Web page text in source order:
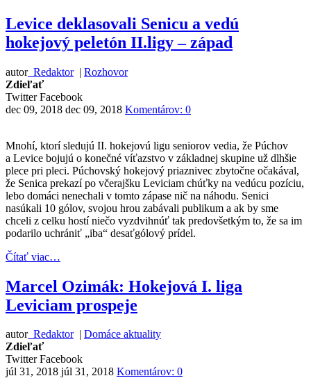
Levice deklasovali Senicu a vedú
hokejový peletón II.ligy – západ
autor Redaktor | Rozhovor
Zdieľať
Twitter Facebook
dec 09, 2018 dec 09, 2018 Komentárov: 0
Mnohí, ktorí sledujú II. hokejovú ligu seniorov vedia, že Púchov
a Levice bojujú o konečné víťazstvo v základnej skupine už dlhšie
plece pri pleci. Púchovský hokejový priaznivec zbytočne očakával,
že Senica prekazí po včerajšku Leviciam chúťky na vedúcu pozíciu,
lebo domáci nenechali v tomto zápase nič na náhodu. Senici
nasúkali 10 gólov, svojou hrou zabávali publikum a ak by sme
chceli z celku hostí niečo vyzdvihnúť tak predovšetkým to, že sa im
podarilo uchrániť „iba“ desaťgólový prídel.
Čítať viac…
Marcel Ozimák: Hokejová I. liga
Leviciam prospeje
autor Redaktor
Domáce aktuality
Zdieľať
Twitter Facebook
júl 31, 2018 júl 31, 2018 Komentárov: 0